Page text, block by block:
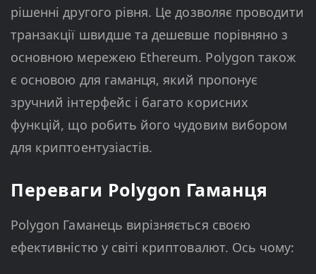
рішенні другого рівня. Це дозволяє проводити
транзакції швидше та дешевше порівняно з
основною мережею Ethereum. Polygon також
є основою для гаманця, який пропонує
зручний інтерфейс і багато корисних
функцій, що робить його чудовим вибором
для криптоентузіастів.
Переваги Polygon Гаманця
Polygon Гаманець вирізняється своєю
ефективністю у світі криптовалют. Ось чому: